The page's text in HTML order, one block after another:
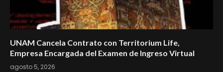
UNAM Cancela Contrato con Territorium Life,
Empresa Encargada del Examen de Ingreso Virtual
agosto 5, 2026